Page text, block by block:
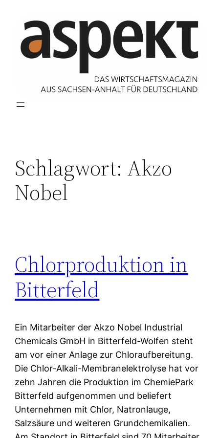
Inhalt
springen
Schlagwort: Akzo
Nobel
Chlorproduktion in
Bitterfeld
Ein Mitarbeiter der Akzo Nobel Industrial
Chemicals GmbH in Bitterfeld-Wolfen steht
am vor einer Anlage zur Chloraufbereitung.
Die Chlor-Alkali-Membranelektrolyse hat vor
zehn Jahren die Produktion im ChemiePark
Bitterfeld aufgenommen und beliefert
Unternehmen mit Chlor, Natronlauge,
Salzsäure und weiteren Grundchemikalien.